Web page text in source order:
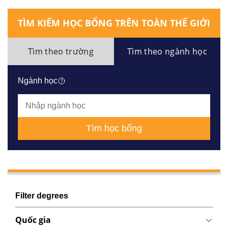
TÌM KIẾM HỌC BỔNG TRÊN TOÀN THẾ GIỚI
Tìm theo trường Tìm theo ngành học
Ngành học
Tìm học bổng
Filter degrees
Quốc gia